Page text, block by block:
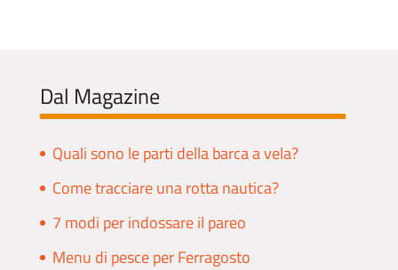
Dal Magazine
Quali sono le parti della barca a vela?
Come tracciare una rotta nautica?
7 modi per indossare il pareo
Menu di pesce per Ferragosto